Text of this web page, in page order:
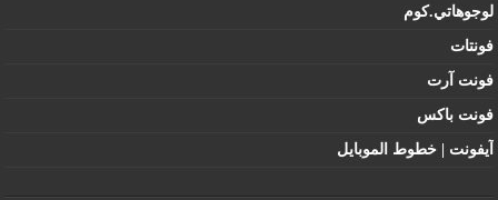
لوجوهاتي.كوم
فونتات
فونت آرت
فونت باكس
آيفونت | خطوط الموبايل